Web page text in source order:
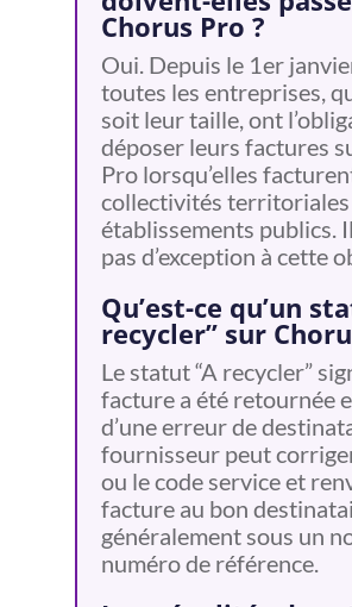
Chorus Pro ?
Oui. Depuis le 1er
toutes les entreprises,
soit leur taille, ont
déposer leurs factures
Pro lorsqu’elles
collectivités territoriales
établissements publics.
pas d’exception à cette
Qu’est-ce qu’un
recycler” sur
Le statut “A recycler”
facture a été retournée
d’une erreur de
fournisseur peut
ou le code service et
facture au bon
généralement sous un
numéro de référence.